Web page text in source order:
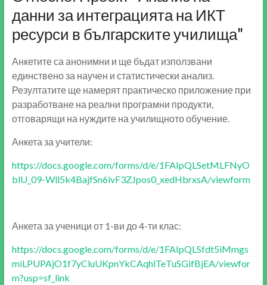
данни за интеграцията на ИКТ
ресурси в българските училища"
Анкетите са анонимни и ще бъдат използвани
единствено за научен и статистически анализ.
Резултатите ще намерят практическо приложение при
разработване на реални програмни продукти,
отговарящи на нуждите на училищното обучение.
Анкета за учители:
https://docs.google.com/forms/d/e/1FAIpQLSetMLFNyO
blU_09-Wll5k4BajfSn6ivF3ZJpos0_xedHbrxsA/viewform
Анкета за ученици от 1-ви до 4-ти клас:
https://docs.google.com/forms/d/e/1FAIpQLSfdt5iMmgs
miLPUPAjO1f7yCluUKpnYkCAqhlTeTuSGifBjEA/viewfor
m?usp=sf_link